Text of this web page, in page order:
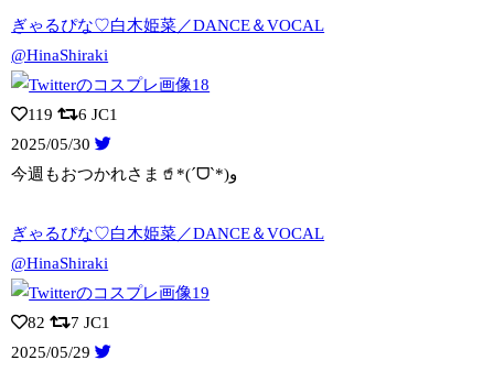
ぎゃるぴな♡白木姫菜／DANCE＆VOCAL
@HinaShiraki
119 6 JC1
2025/05/30
今週もおつかれさま🥤*(ˊᗜˋ*)و
ぎゃるぴな♡白木姫菜／DANCE＆VOCAL
@HinaShiraki
82 7 JC1
2025/05/29